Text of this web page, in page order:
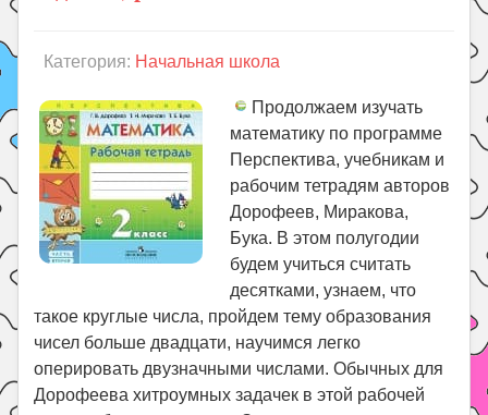
Категория: Начальная школа
Продолжаем изучать
математику по программе
Перспектива, учебникам и
рабочим тетрадям авторов
Дорофеев, Миракова,
Бука. В этом полугодии
будем учиться считать
десятками, узнаем, что
такое круглые числа, пройдем тему образования
чисел больше двадцати, научимся легко
оперировать двузначными числами. Обычных для
Дорофеева хитроумных задачек в этой рабочей